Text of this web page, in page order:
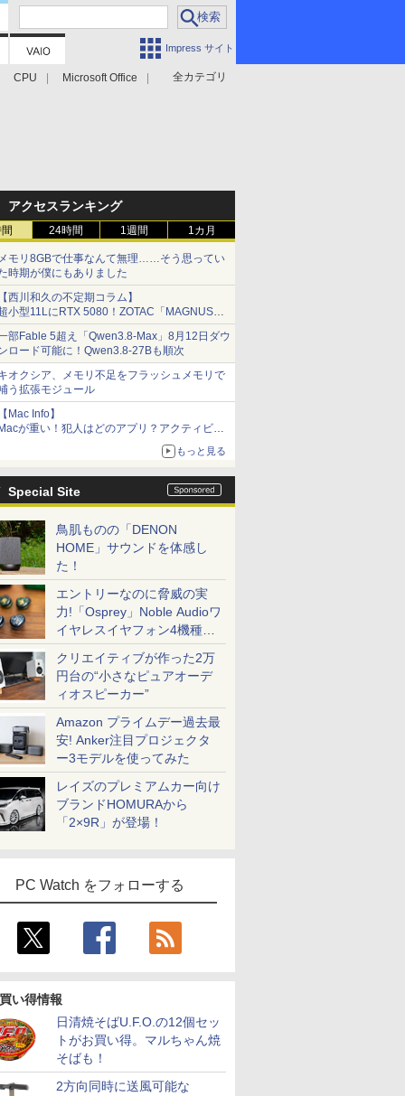
Impress サイト
全カテゴリ
CPU Microsoft Office
アクセスランキング
24時間 1週間 1カ月
モリ8GBで仕事なんて無理……そう思ってい
時期が僕にもありました
西川和久の不定期コラム】
小型11LにRTX 5080！ZOTAC「MAGNUS
」最上位機の実力を探る
部Fable 5超え「Qwen3.8-Max」8月12日ダウ
ロード可能に！Qwen3.8-27Bも順次
オクシア、メモリ不足をフラッシュメモリで
う拡張モジュール
Mac Info】
が重い！犯人はどのアプリ？アクティビテ
もっと見る
Special Site
鳥肌ものの「DENON
HOME」サウンドを体感し
た！
エントリーなのに脅威の実
力!「Osprey」Noble Audioワ
イヤレスイヤフォン4機種を
一気に聴く
クリエイティブが作った2万
円台の“小さなピュアオーデ
ィオスピーカー”
Amazon プライムデー過去最
安! Anker注目プロジェクタ
ー3モデルを使ってみた
レイズのプレミアムカー向け
ブランドHOMURAから
「2×9R」が登場！
PC Watch をフォローする
い得情報
日清焼そばU.F.O.の12個セッ
トがお買い得。マルちゃん焼
そばも！
2方向同時に送風可能な